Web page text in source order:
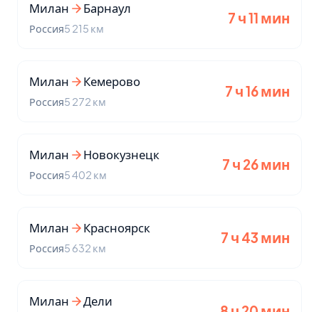
Милан Барнаул
Россия5 215 км
7 ч 11 мин
Милан Кемерово
Россия5 272 км
7 ч 16 мин
Милан Новокузнецк
Россия5 402 км
7 ч 26 мин
Милан Красноярск
Россия5 632 км
7 ч 43 мин
Милан Дели